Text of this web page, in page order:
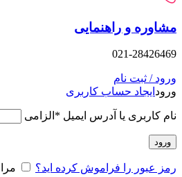
و راهنمایی
021-
/ ثبت نام
ایجاد حساب کاربری
کاربری یا آدرس ایمیل*الزامی
عبور را فراموش کرده اید؟ مرا